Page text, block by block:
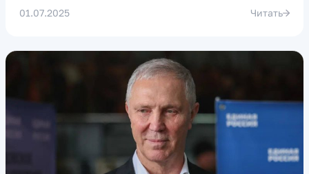
01.07.2025 Читать